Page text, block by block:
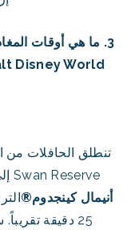
3. ما هي أوقات
تنطلق الحافلات من
Swan Reserve إلى منتزه
أنيمال كينجدوم®
25 دقيقة